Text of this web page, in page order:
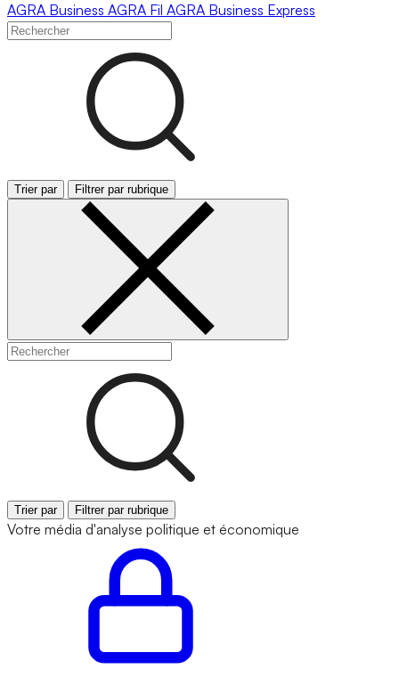
AGRA Business AGRA Fil AGRA Business Express
Trier par Filtrer par rubrique
Trier par Filtrer par rubrique
Votre média d'analyse politique et économique